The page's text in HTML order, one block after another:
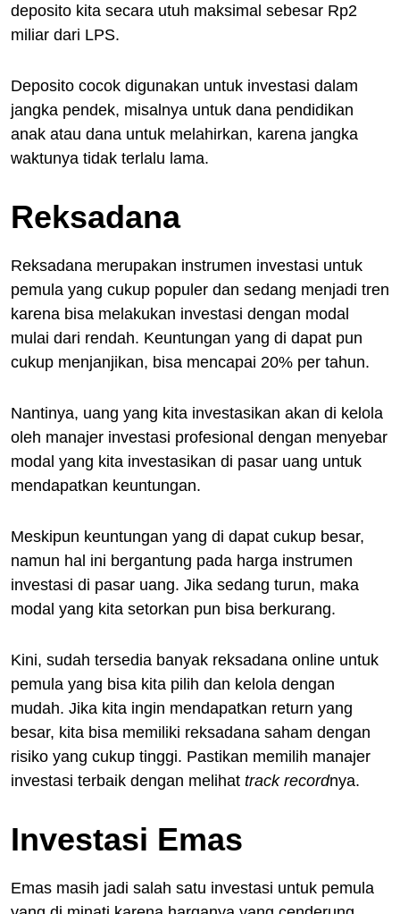
deposito kita secara utuh maksimal sebesar Rp2
miliar dari LPS.
Deposito cocok digunakan untuk investasi dalam
jangka pendek, misalnya untuk dana pendidikan
anak atau dana untuk melahirkan, karena jangka
waktunya tidak terlalu lama.
Reksadana
Reksadana merupakan instrumen investasi untuk
pemula yang cukup populer dan sedang menjadi tren
karena bisa melakukan investasi dengan modal
mulai dari rendah. Keuntungan yang di dapat pun
cukup menjanjikan, bisa mencapai 20% per tahun.
Nantinya, uang yang kita investasikan akan di kelola
oleh manajer investasi profesional dengan menyebar
modal yang kita investasikan di pasar uang untuk
mendapatkan keuntungan.
Meskipun keuntungan yang di dapat cukup besar,
namun hal ini bergantung pada harga instrumen
investasi di pasar uang. Jika sedang turun, maka
modal yang kita setorkan pun bisa berkurang.
Kini, sudah tersedia banyak reksadana online untuk
pemula yang bisa kita pilih dan kelola dengan
mudah. Jika kita ingin mendapatkan return yang
besar, kita bisa memiliki reksadana saham dengan
risiko yang cukup tinggi. Pastikan memilih manajer
investasi terbaik dengan melihat track recordnya.
Investasi Emas
Emas masih jadi salah satu investasi untuk pemula